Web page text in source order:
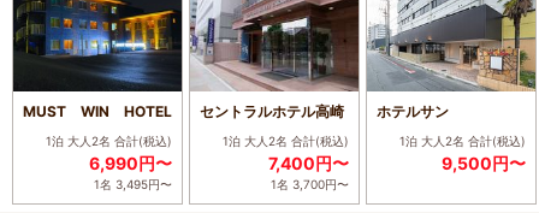
MUST WIN HOTEL
1泊 大人2名 合計(税込)
6,990円〜
1名 3,495円〜
セントラルホテル高崎
1泊 大人2名 合計(税込)
7,400円〜
1名 3,700円〜
ホテルサン
1泊 大人2名 合計(税込)
9,500円〜